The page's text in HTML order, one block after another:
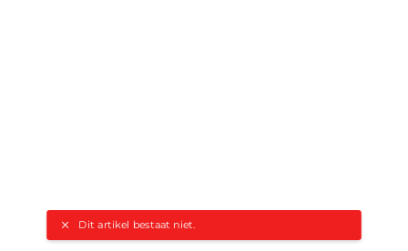
Dit artikel bestaat niet.